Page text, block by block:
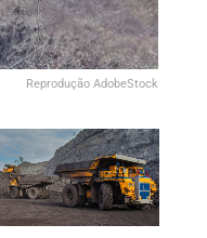
Reprodução AdobeStock